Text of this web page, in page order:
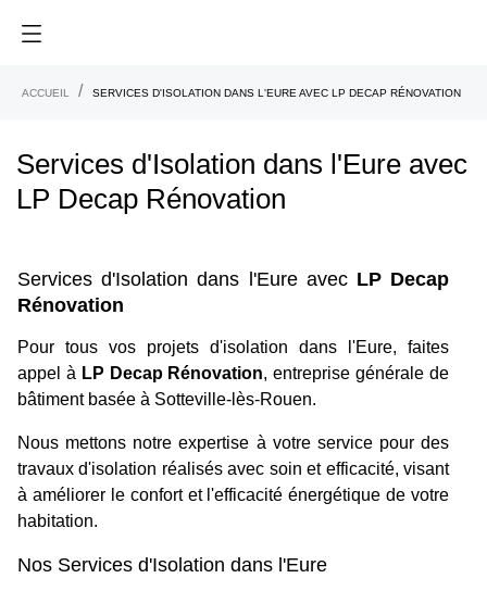
ACCUEIL SERVICES D'ISOLATION DANS L'EURE AVEC LP DECAP RÉNOVATION
Services d'Isolation dans l'Eure avec
LP Decap Rénovation
Services d'Isolation dans l'Eure avec LP Decap
Rénovation
Pour tous vos projets d'isolation dans l'Eure, faites
appel à LP Decap Rénovation, entreprise générale de
bâtiment basée à Sotteville-lès-Rouen.
Nous mettons notre expertise à votre service pour des
travaux d'isolation réalisés avec soin et efficacité, visant
à améliorer le confort et l'efficacité énergétique de votre
habitation.
Nos Services d'Isolation dans l'Eure